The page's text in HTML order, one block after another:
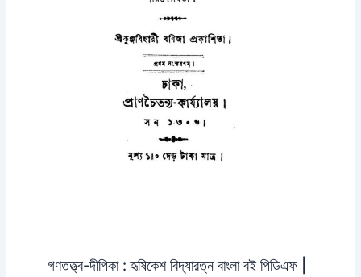
গণতত্ত্ব-দীপিকা : হৃষিকেশ বিদ্যারত্ন বাংলা বই পিডিএফ |